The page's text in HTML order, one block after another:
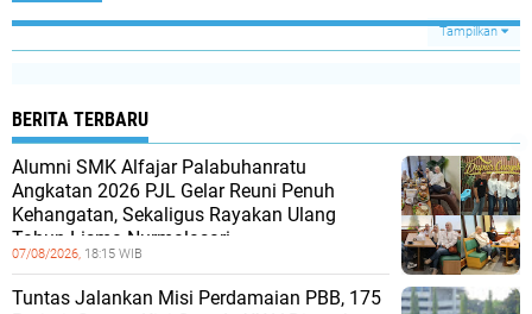
Tampilkan
BERITA TERBARU
Alumni SMK Alfajar Palabuhanratu
Angkatan 2026 PJL Gelar Reuni Penuh
Kehangatan, Sekaligus Rayakan Ulang
Tahun Lisma Nurmalasari
07/08/2026, 18:15 WIB
Tuntas Jalankan Misi Perdamaian PBB, 175